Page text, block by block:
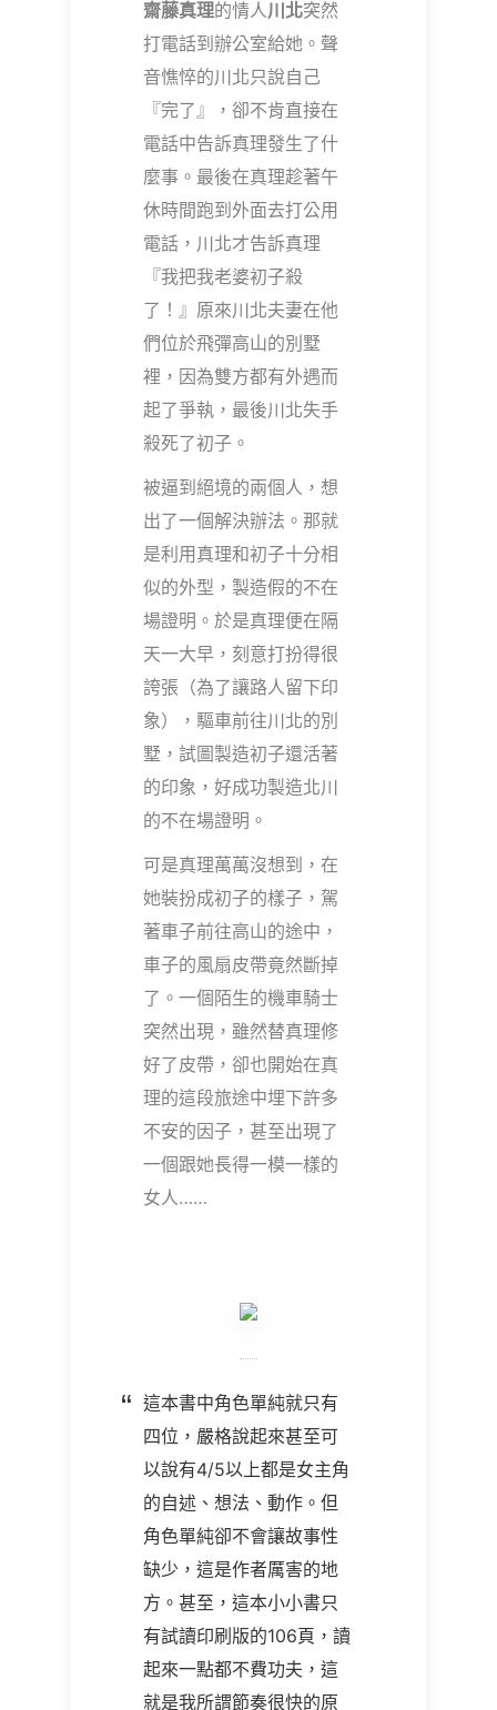
齋藤真理的情人川北突然
打電話到辦公室給她。聲
音憔悴的川北只說自己
『完了』，卻不肯直接在
電話中告訴真理發生了什
麼事。最後在真理趁著午
休時間跑到外面去打公用
電話，川北才告訴真理
『我把我老婆初子殺
了！』原來川北夫妻在他
們位於飛彈高山的別墅
裡，因為雙方都有外遇而
起了爭執，最後川北失手
殺死了初子。
被逼到絕境的兩個人，想
出了一個解決辦法。那就
是利用真理和初子十分相
似的外型，製造假的不在
場證明。於是真理便在隔
天一大早，刻意打扮得很
誇張（為了讓路人留下印
象），驅車前往川北的別
墅，試圖製造初子還活著
的印象，好成功製造北川
的不在場證明。
可是真理萬萬沒想到，在
她裝扮成初子的樣子，駕
著車子前往高山的途中，
車子的風扇皮帶竟然斷掉
了。一個陌生的機車騎士
突然出現，雖然替真理修
好了皮帶，卻也開始在真
理的這段旅途中埋下許多
不安的因子，甚至出現了
一個跟她長得一模一樣的
女人……
這本書中角色單純就只有
四位，嚴格說起來甚至可
以說有4/5以上都是女主角
的自述、想法、動作。但
角色單純卻不會讓故事性
缺少，這是作者厲害的地
方。甚至，這本小小書只
有試讀印刷版的106頁，讀
起來一點都不費功夫，這
就是我所謂節奏很快的原